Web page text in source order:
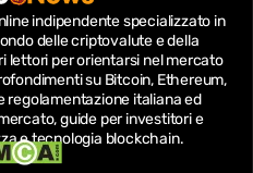
indipendente specializzato in
delle criptovalute e della
lettori per orientarsi nel mercato
su Bitcoin, Ethereum,
regolamentazione italiana ed
guide per investitori e
e tecnologia blockchain.